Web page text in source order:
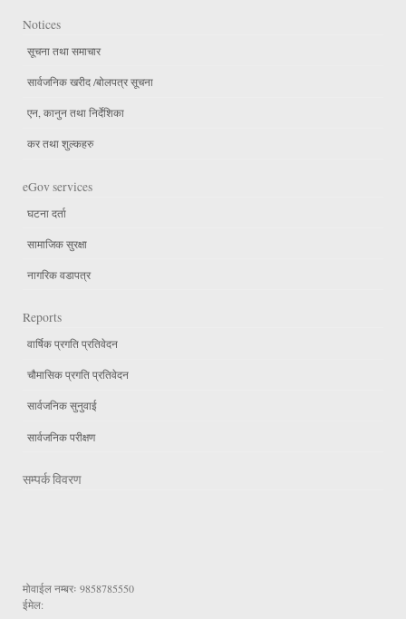
Notices
सूचना तथा समाचार
सार्वजनिक खरीद /बोलपत्र सूचना
एन, कानुन तथा निर्देशिका
कर तथा शुल्कहरु
eGov services
घटना दर्ता
सामाजिक सुरक्षा
नागरिक वडापत्र
Reports
वार्षिक प्रगति प्रतिवेदन
चौमासिक प्रगति प्रतिवेदन
सार्वजनिक सुनुवाई
सार्वजनिक परीक्षण
सम्पर्क विवरण
मोवाईल नम्बरः 9858785550
ईमेल: